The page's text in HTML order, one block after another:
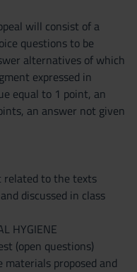
will consist of a
questions to be
alternatives of which
expressed in
equal to 1 point, an
an answer not given
related to the texts
discussed in class
HYGIENE
(open questions)
proposed and